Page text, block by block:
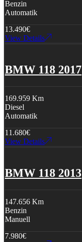
Benzin
Automatik
13.490€
View Details
BMW 118 2017
169.959 Km
Diesel
Automatik
11.680€
View Details
BMW 118 2013
147.656 Km
Benzin
Manuell
7.980€